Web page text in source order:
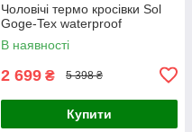
Чоловічі термо кросівки Sol
Goge-Tex waterproof
В наявності
2 699 ₴ 5 398 ₴
Купити